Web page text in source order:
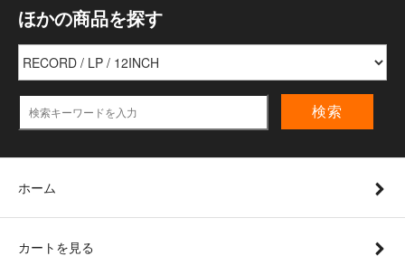
ほかの商品を探す
検索
ホーム
カートを見る